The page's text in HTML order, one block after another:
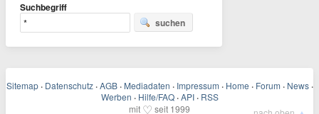
Suchbegriff
suchen
Sitemap · Datenschutz · AGB · Mediadaten · Impressum · Home · Forum · News ·
Werben · Hilfe/FAQ · API · RSS
mit ♡ seit 1999